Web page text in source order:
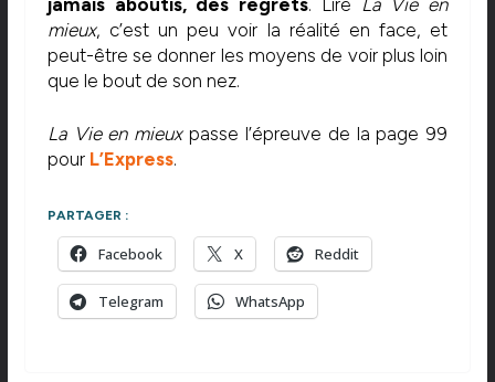
mieux, c’est un peu voir la réalité en face, et
peut-être se donner les moyens de voir plus loin
que le bout de son nez.
La Vie en mieuxpasse l’épreuve de la page 99
pour L’Express.
PARTAGER :
Facebook X Reddit
Telegram WhatsApp